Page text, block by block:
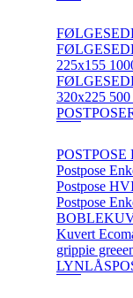
225x155
320x225
Postpose
Postpose
Postpose
Kuvert
grippie